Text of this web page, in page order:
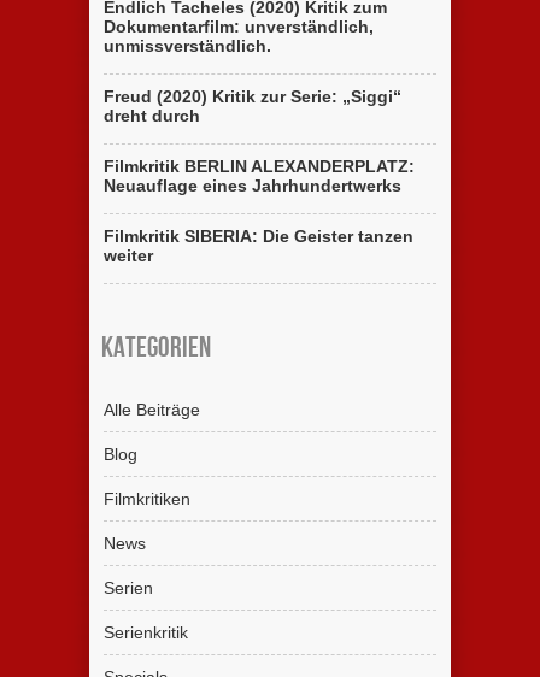
Endlich Tacheles (2020) Kritik zum
Dokumentarfilm: unverständlich,
unmissverständlich.
Freud (2020) Kritik zur Serie: „Siggi“
dreht durch
Filmkritik BERLIN ALEXANDERPLATZ:
Neuauflage eines Jahrhundertwerks
Filmkritik SIBERIA: Die Geister tanzen
weiter
Kategorien
Alle Beiträge
Blog
Filmkritiken
News
Serien
Serienkritik